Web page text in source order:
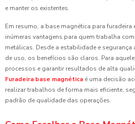
e manter os existentes.
Em resumo, a base magnética para furadeira
inúmeras vantagens para quem trabalha
metálicas. Desde a estabilidade e
de uso, os benefícios são claros. Para
processos e garantir resultados de alta
Furadeira base magnética é uma decisão
realizar trabalhos de forma mais eficiente,
padrão de qualidade das operações.